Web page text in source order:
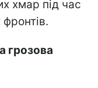
хмар під час
грозова